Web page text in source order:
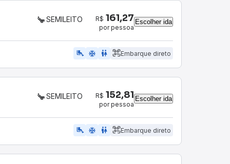
SEMILEITO R$ 161,27
por pessoa
Escolher ida
airline_seat_legroom_extra ac_unit WC Embarque direto
SEMILEITO R$ 152,81
por pessoa
Escolher ida
airline_seat_legroom_extra ac_unit WC Embarque direto